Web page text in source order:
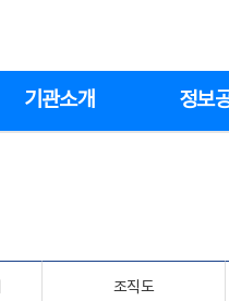
기관소개 정보
조직도